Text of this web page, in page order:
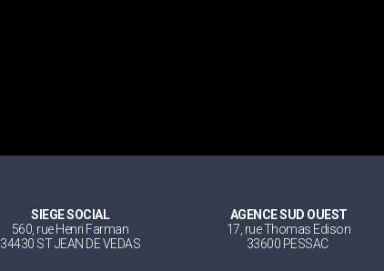
SIEGE SOCIAL
560, rue Henri Farman
34430 ST JEAN DE VEDAS
AGENCE SUD OUEST
17, rue Thomas Edison
33600 PESSAC